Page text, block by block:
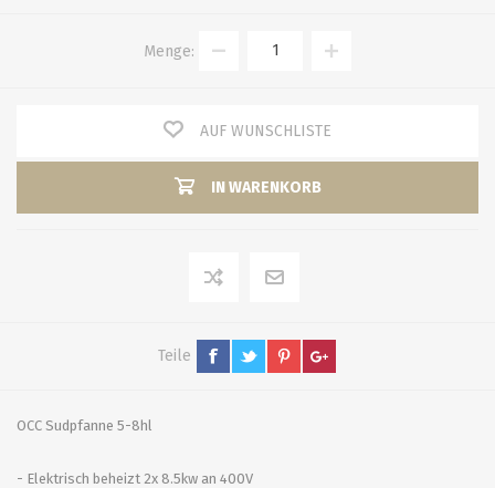
Menge:
AUF WUNSCHLISTE
IN WARENKORB
Teile
OCC Sudpfanne 5-8hl
- Elektrisch beheizt 2x 8.5kw an 400V